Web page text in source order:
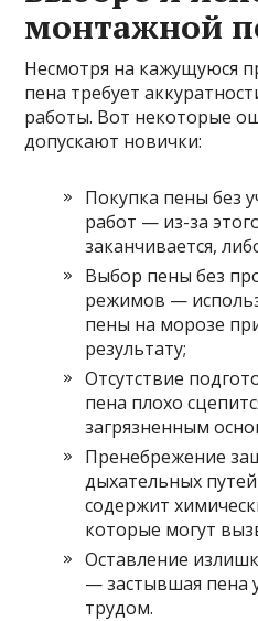
монтажной
Несмотря на кажущуюся
пена требует
работы. Вот некоторые
допускают новички:
Покупка пены без
работ — из-за
заканчивается,
Выбор пены без
режимов —
пены на морозе
результату;
Отсутствие
пена плохо
загрязненным
Пренебрежение
дыхательных
содержит
которые могут
Оставление
— застывшая пена
трудом.